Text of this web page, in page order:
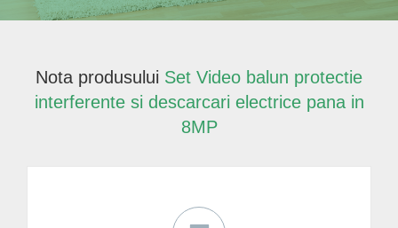
Nota produsului Set Video balun protectie
interferente si descarcari electrice pana in
8MP